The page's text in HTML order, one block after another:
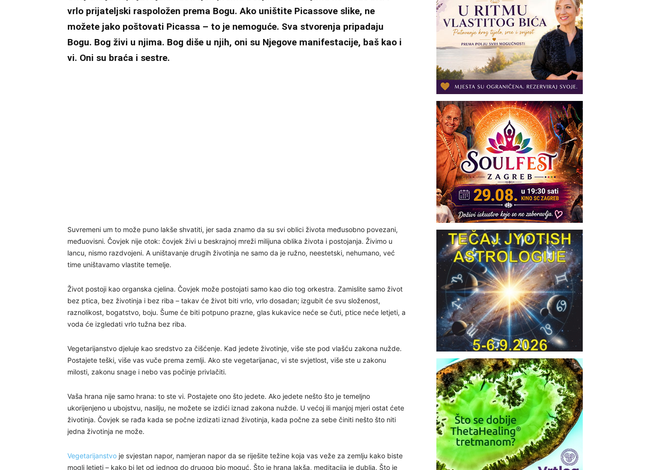
vrlo prijateljski raspoložen prema Bogu. Ako uništite Picassove slike, ne
možete jako poštovati Picassa – to je nemoguće. Sva stvorenja pripadaju
Bogu. Bog živi u njima. Bog diše u njih, oni su Njegove manifestacije, baš kao i
vi. Oni su braća i sestre.
Suvremeni um to može puno lakše shvatiti, jer sada znamo da su svi oblici života međusobno povezani,
međuovisni. Čovjek nije otok: čovjek živi u beskrajnoj mreži milijuna oblika života i postojanja. Živimo u
lancu, nismo razdvojeni. A uništavanje drugih životinja ne samo da je ružno, neestetski, nehumano, već
time uništavamo vlastite temelje.
Život postoji kao organska cjelina. Čovjek može postojati samo kao dio tog orkestra. Zamislite samo život
bez ptica, bez životinja i bez riba – takav će život biti vrlo, vrlo dosadan; izgubit će svu složenost,
raznolikost, bogatstvo, boju. Šume će biti potpuno prazne, glas kukavice neće se čuti, ptice neće letjeti, a
voda će izgledati vrlo tužna bez riba.
Vegetarijanstvo djeluje kao sredstvo za čišćenje. Kad jedete životinje, više ste pod vlašću zakona nužde.
Postajete teški, više vas vuče prema zemlji. Ako ste vegetarijanac, vi ste svjetlost, više ste u zakonu
milosti, zakonu snage i nebo vas počinje privlačiti.
Vaša hrana nije samo hrana: to ste vi. Postajete ono što jedete. Ako jedete nešto što je temeljno
ukorijenjeno u ubojstvu, nasilju, ne možete se izdići iznad zakona nužde. U većoj ili manjoj mjeri ostat ćete
životinja. Čovjek se rađa kada se počne izdizati iznad životinja, kada počne za sebe činiti nešto što niti
jedna životinja ne može.
Vegetarijanstvo je svjestan napor, namjeran napor da se riješite težine koja vas veže za zemlju kako biste
mogli letjeti – kako bi let od jednog do drugog bio moguć. Što je hrana lakša, meditacija je dublja. Što je